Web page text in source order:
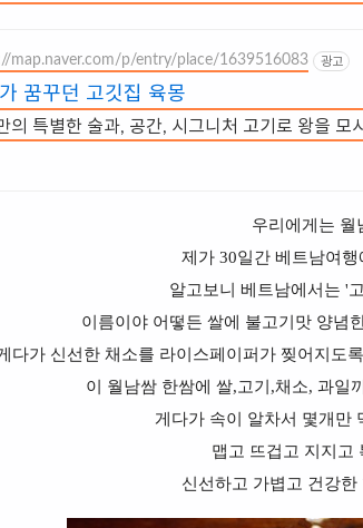
map.naver.com/p/entry/place/1639516083 광고
꿈꾸던 고깃집 육몽
의 특별한 술과, 공간, 시그니처 고기로 왕을 모
우리에게는 월
제가 30일간 베트남여
알고보니 베트남에서는 '
이름이야 어떻든 쌀에 불고기맛 양념
다가 신선한 채소를 라이스페이퍼가 찢어지도
이 월남쌈 한쌈에 쌀,고기,채소, 과일
게다가 속이 알차서 몇개만
맵고 뜨겁고 지지고
신선하고 가볍고 건강